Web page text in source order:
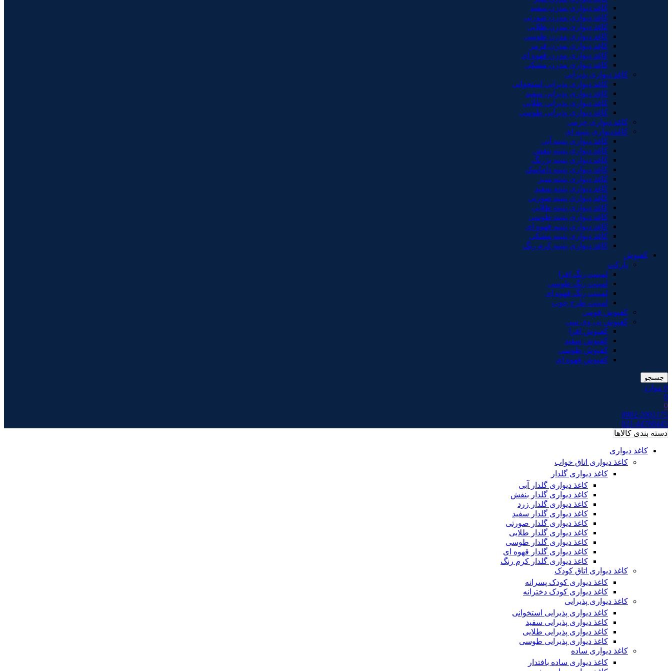
کاغذ دیواری مدرن سفید
کاغذ دیواری مدرن صورتی
کاغذ دیواری مدرن طلایی
کاغذ دیواری مدرن طوسی
کاغذ دیواری مدرن قرمز
کاغذ دیواری مدرن قهوه ای
کاغذ دیواری مدرن مشکی
کاغذ دیواری پذیرایی
کاغذ دیواری پذیرایی استخوانی
کاغذ دیواری پذیرایی سفید
کاغذ دیواری پذیرایی طلایی
کاغذ دیواری پذیرایی طوسی
کاغذ دیواری چرمی
کاغذدیواری پتینه ای
کاغذ دیواری پتینه آبی
کاغذ دیواری پتینه بنفش
کاغذ دیواری پتینه بژرنگ
کاغذ دیواری پتینه داماسک
کاغذ دیواری پتینه سبز
کاغذ دیواری پتینه سفید
کاغذ دیواری پتینه صورتی
کاغذ دیواری پتینه طلایی
کاغذ دیواری پتینه طوسی
کاغذ دیواری پتینه قهوه ای
کاغذ دیواری پتینه مشکی
کاغذ دیواری پتینه کرم رنگ
کفپوش
پارکت
لمینت رنگ افرا
لمینت رنگ طوسی
لمینت رنگ قهوه ای
لمینت طرح چوب
کفپوش فومی
کفپوش پی وی سی
کفپوش افرا
کفپوش سفید
کفپوش طوسی
کفپوش قهوه ای
جستجو
0 موارد
0
0
0902-2001175
021-44768445
دسته بندی کالاها
کاغذ دیواری
کاغذ دیواری اتاق خواب
کاغذ دیواری گلدار
کاغذ دیواری گلدار آبی
کاغذ دیواری گلدار بنفش
کاغذ دیواری گلدار زرد
کاغذ دیواری گلدار سفید
کاغذ دیواری گلدار صورتی
کاغذ دیواری گلدار طلایی
کاغذ دیواری گلدار طوسی
کاغذ دیواری گلدار قهوه ای
کاغذ دیواری گلدار کرم رنگ
کاغذ دیواری اتاق کودک
کاغذ دیواری کودک پسرانه
کاغذ دیواری کودک دخترانه
کاغذ دیواری پذیرایی
کاغذ دیواری پذیرایی استخوانی
کاغذ دیواری پذیرایی سفید
کاغذ دیواری پذیرایی طلایی
کاغذ دیواری پذیرایی طوسی
کاغذ دیواری ساده
کاغذ دیواری ساده بافتدار